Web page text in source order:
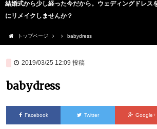
結婚式から少し経った今だから。ウェディングドレス
にリメイクしませんか？
トップページ babydress
2019/03/25 12:09 投稿
babydress
Facebook Twitter Google+